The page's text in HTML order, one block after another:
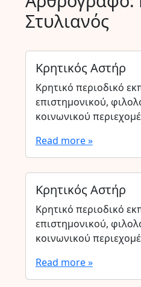
Στυλιανός
Κρητικός Αστήρ
Κρητικό περιοδικό
επιστημονικού,
κοινωνικού
Read more »
Κρητικός Αστήρ
Κρητικό περιοδικό
επιστημονικού,
κοινωνικού
Read more »